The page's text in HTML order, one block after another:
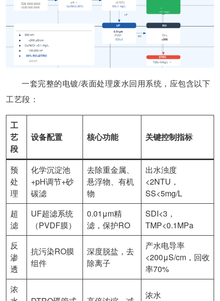
一套完整的电镀/表面处理废水回用系统，应包含以下
工艺段：
工
艺
段
设备配置 核心功能 关键控制指标
预
处
理
化学沉淀池
+pH调节+砂
碳滤
去除重金属、
悬浮物、有机
物
出水浊度
<2NTU，
SS<5mg/L
超
滤
UF超滤系统
（PVDF膜）
0.01μm精
滤，保护RO
SDI<3，
TMP<0.1MPa
反
渗
透
抗污染RO膜
组件
深度脱盐，去
除离子
产水电导率
<200μS/cm，回收
率70%
浓
浓水